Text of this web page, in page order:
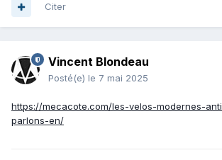
Citer
Vincent Blondeau
Posté(e) le 7 mai 2025
https://mecacote.com/les-velos-modernes-
parlons-en/